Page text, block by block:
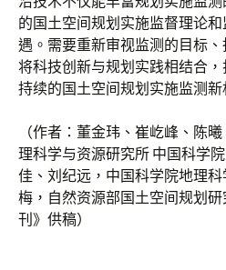
的国土空间规划实施监督理论
遇。需要重新审视监测的目标、
将科技创新与规划实践相结合
持续的国土空间规划实施监测新
（作者：董金玮、崔屹峰、陈
理科学与资源研究所 中国科学
佳、刘纪远，中国科学院地理
梅，自然资源部国土空间规划
刊》供稿）